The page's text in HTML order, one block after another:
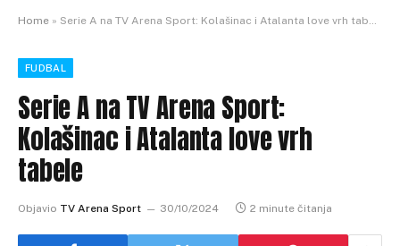
Home » Serie A na TV Arena Sport: Kolašinac i Atalanta love vrh tabele
FUDBAL
Serie A na TV Arena Sport:
Kolašinac i Atalanta love vrh
tabele
Objavio TV Arena Sport 30/10/2024 2 minute čitanja